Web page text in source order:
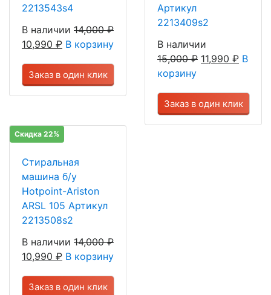
2213543s4
В наличии 14,000₽
10,990 ₽ В корзину
Заказ в один клик
Артикул
2213409s2
В наличии
15,000₽ 11,990 ₽ В
корзину
Заказ в один клик
Скидка 22%
Стиральная
машина б/у
Hotpoint-Ariston
ARSL 105 Артикул
2213508s2
В наличии 14,000₽
10,990 ₽ В корзину
Заказ в один клик